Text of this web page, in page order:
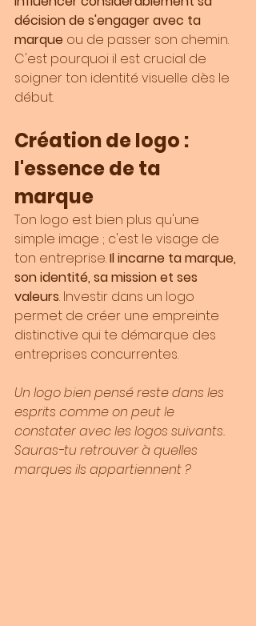
décision de s'engager avec ta
marque ou de passer son chemin.
C'est pourquoi il est crucial de
soigner ton identité visuelle dès le
début.
Création de logo :
l'essence de ta
marque
Ton logo est bien plus qu'une
simple image ; c'est le visage de
ton entreprise. Il incarne ta marque,
son identité, sa mission et ses
valeurs. Investir dans un logo
permet de créer une empreinte
distinctive qui te démarque des
entreprises concurrentes.
Un logo bien pensé reste dans les
esprits comme on peut le
constater avec les logos suivants.
Sauras-tu retrouver à quelles
marques ils appartiennent ?